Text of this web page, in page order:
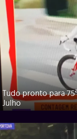
Tudo pronto para
Julho